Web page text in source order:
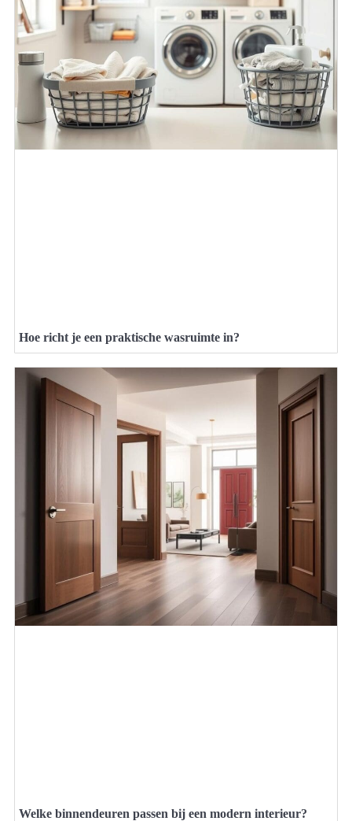
Hoe richt je een praktische wasruimte in?
Welke binnendeuren passen bij een modern interieur?